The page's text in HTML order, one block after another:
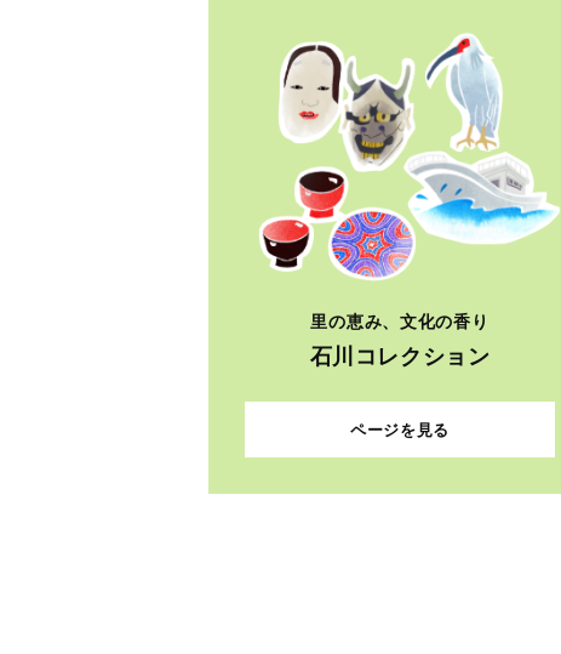
里の恵み、文化の香り
石川コレクション
ページを見る